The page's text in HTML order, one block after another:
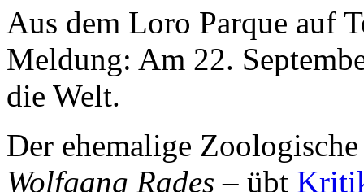
Aus dem Loro Parque auf
Meldung: Am 22.
die Welt.
Der ehemalige
Wolfgang Rades – übt